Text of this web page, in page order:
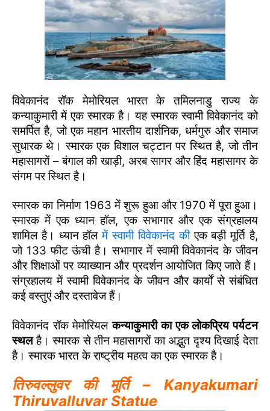
विवेकानंद रॉक मेमोरियल भारत के तमिलनाडु राज्य के
कन्याकुमारी में एक स्मारक है। यह स्मारक स्वामी विवेकानंद को
समर्पित है, जो एक महान भारतीय दार्शनिक, धर्मगुरु और समाज
सुधारक थे। स्मारक एक विशाल चट्टान पर स्थित है, जो तीन
महासागरों – बंगाल की खाड़ी, अरब सागर और हिंद महासागर के
संगम पर स्थित है।
स्मारक का निर्माण 1963 में शुरू हुआ और 1970 में पूरा हुआ।
स्मारक में एक ध्यान हॉल, एक सभागार और एक संग्रहालय
शामिल है। ध्यान हॉलमें स्वामी विवेकानंद कीएक बड़ी मूर्ति है,
जो 133 फीट ऊंची है। सभागार में स्वामी विवेकानंद के जीवन
और शिक्षाओं पर व्याख्यान और प्रदर्शन आयोजित किए जाते हैं।
संग्रहालय में स्वामी विवेकानंद के जीवन और कार्यों से संबंधित
कई वस्तुएं और दस्तावेज हैं।
विवेकानंद रॉक मेमोरियलकन्याकुमारी का एक लोकप्रिय पर्यटन
स्थलहै। स्मारक से तीन महासागरों का अद्भुत दृश्य दिखाई देता
है। स्मारक भारत के राष्ट्रीय महत्व का एक स्मारक है।
तिरुवल्लुवर की मूर्ति – Kanyakumari
Thiruvalluvar Statue